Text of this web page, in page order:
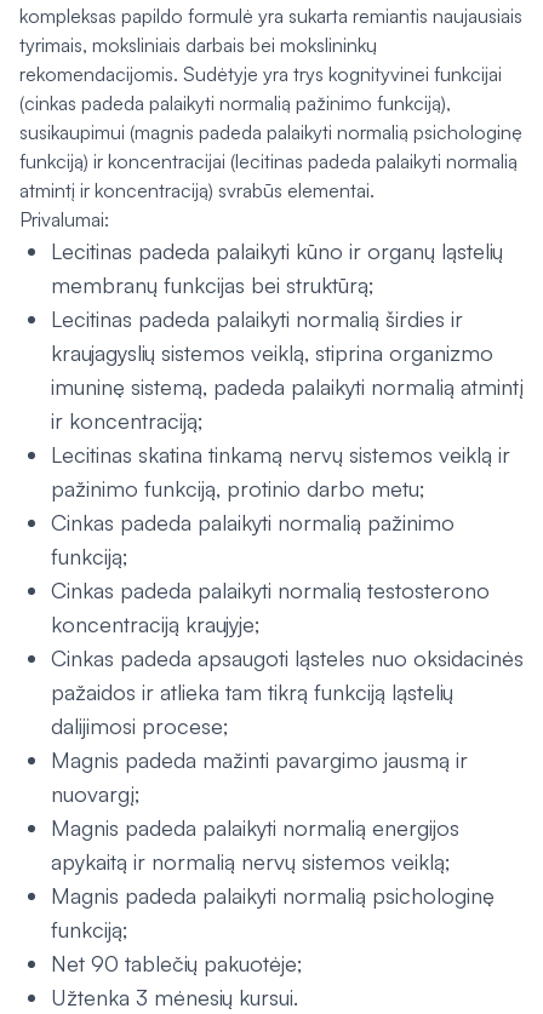
kompleksas papildo formulė yra sukarta remiantis naujausiais
tyrimais, moksliniais darbais bei mokslininkų
rekomendacijomis. Sudėtyje yra trys kognityvinei funkcijai
(cinkas padeda palaikyti normalią pažinimo funkciją),
susikaupimui (magnis padeda palaikyti normalią psichologinę
funkciją) ir koncentracijai (lecitinas padeda palaikyti normalią
atmintį ir koncentraciją) svrabūs elementai.
Privalumai:
Lecitinas padeda palaikyti kūno ir organų ląstelių
membranų funkcijas bei struktūrą;
Lecitinas padeda palaikyti normalią širdies ir
kraujagyslių sistemos veiklą, stiprina organizmo
imuninę sistemą, padeda palaikyti normalią atmintį
ir koncentraciją;
Lecitinas skatina tinkamą nervų sistemos veiklą ir
pažinimo funkciją, protinio darbo metu;
Cinkas padeda palaikyti normalią pažinimo
funkciją;
Cinkas padeda palaikyti normalią testosterono
koncentraciją kraujyje;
Cinkas padeda apsaugoti ląsteles nuo oksidacinės
pažaidos ir atlieka tam tikrą funkciją ląstelių
dalijimosi procese;
Magnis padeda mažinti pavargimo jausmą ir
nuovargį;
Magnis padeda palaikyti normalią energijos
apykaitą ir normalią nervų sistemos veiklą;
Magnis padeda palaikyti normalią psichologinę
funkciją;
Net 90 tablečių pakuotėje;
Užtenka 3 mėnesių kursui.